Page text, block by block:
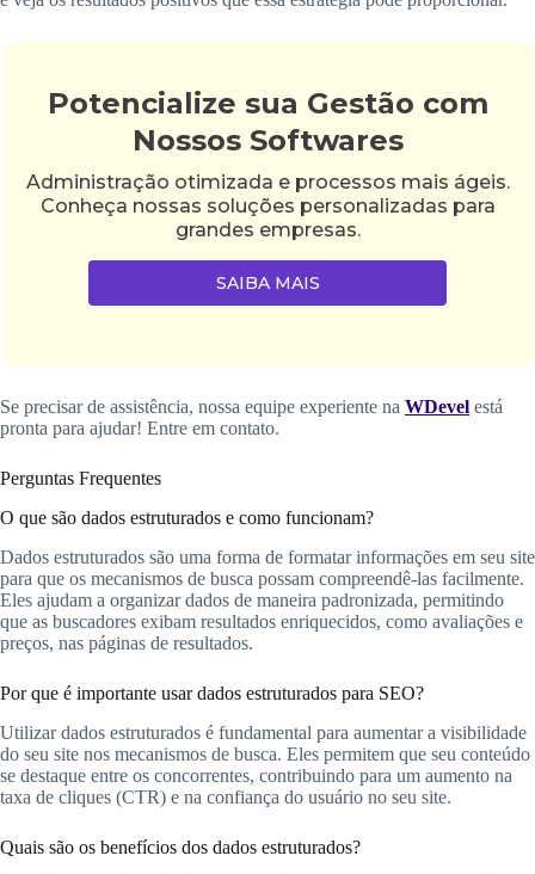
Potencialize sua Gestão com
Nossos Softwares
Administração otimizada e processos mais ágeis.
Conheça nossas soluções personalizadas para
grandes empresas.
SAIBA MAIS
Se precisar de assistência, nossa equipe experiente na WDevel está
pronta para ajudar! Entre em contato.
Perguntas Frequentes
O que são dados estruturados e como funcionam?
Dados estruturados são uma forma de formatar informações em seu site
para que os mecanismos de busca possam compreendê-las facilmente.
Eles ajudam a organizar dados de maneira padronizada, permitindo
que as buscadores exibam resultados enriquecidos, como avaliações e
preços, nas páginas de resultados.
Por que é importante usar dados estruturados para SEO?
Utilizar dados estruturados é fundamental para aumentar a visibilidade
do seu site nos mecanismos de busca. Eles permitem que seu conteúdo
se destaque entre os concorrentes, contribuindo para um aumento na
taxa de cliques (CTR) e na confiança do usuário no seu site.
Quais são os benefícios dos dados estruturados?